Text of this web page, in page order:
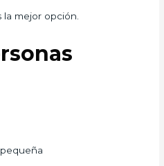
la mejor opción.